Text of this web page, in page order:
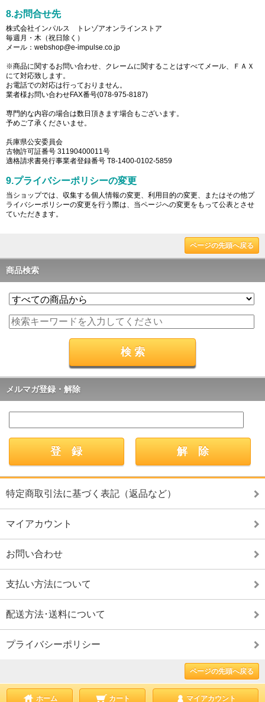
8.お問合せ先
株式会社インパルス トレゾアオンラインストア
毎週月・木（祝日除く）
メール：webshop@e-impulse.co.jp
※商品に関するお問い合わせ、クレームに関することはすべてメール、ＦＡＸ
にて対応致します。
お電話での対応は行っておりません。
業者様お問い合わせFAX番号(078-975-8187)
専門的な内容の場合は数日頂きます場合もございます。
予めご了承くださいませ。
兵庫県公安委員会
古物許可証番号 31190400011号
適格請求書発行事業者登録番号 T8-1400-0102-5859
9.プライバシーポリシーの変更
当ショップでは、収集する個人情報の変更、利用目的の変更、またはその他プ
ライバシーポリシーの変更を行う際は、当ページへの変更をもって公表とさせ
ていただきます。
ページの先頭へ戻る
商品検索
メルマガ登録・解除
特定商取引法に基づく表記（返品など）
マイアカウント
お問い合わせ
支払い方法について
配送方法･送料について
プライバシーポリシー
ページの先頭へ戻る
ホーム カート マイアカウント